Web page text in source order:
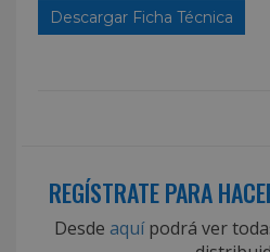
Descargar Ficha Técnica
REGÍSTRATE PARA
Desde aquípodrá ver